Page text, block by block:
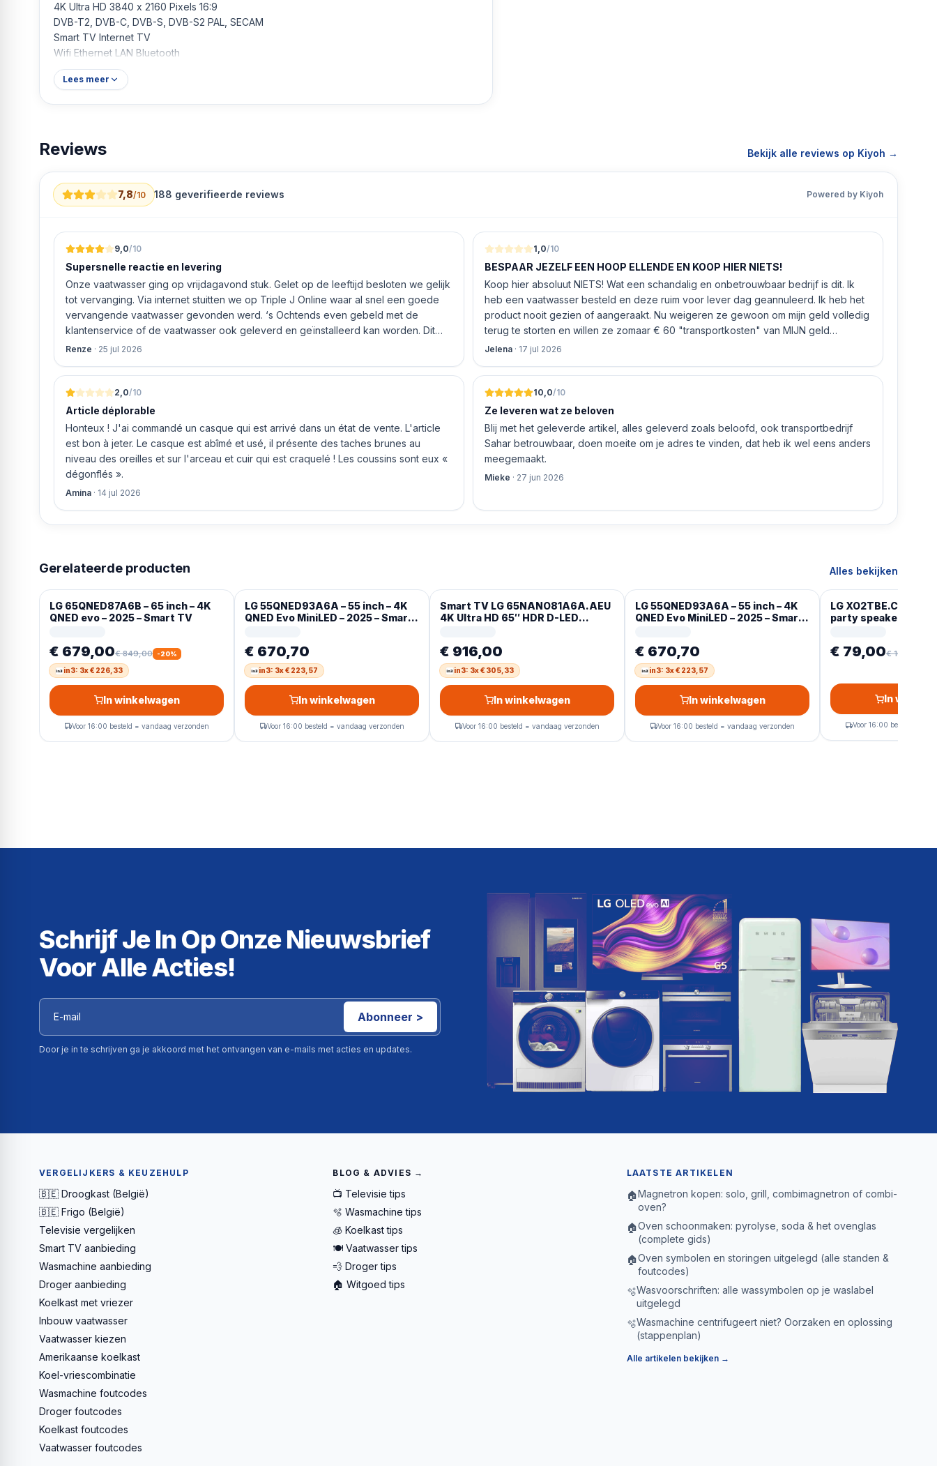
4K Ultra HD 3840 x 2160 Pixels 16:9
DVB-T2, DVB-C, DVB-S, DVB-S2 PAL, SECAM
Smart TV Internet TV
Wifi Ethernet LAN Bluetooth
HDR-ondersteuning
VESA-montage 300 x 300 mm
Lees meer
Reviews Bekijk alle reviews op Kiyoh →
7,8/10 188 geverifieerde reviews Powered by Kiyoh
9,0/10
Supersnelle reactie en levering
Onze vaatwasser ging op vrijdagavond stuk. Gelet op de leeftijd besloten we gelijk
tot vervanging. Via internet stuitten we op Triple J Online waar al snel een goede
vervangende vaatwasser gevonden werd. ‘s Ochtends even gebeld met de
klantenservice of de vaatwasser ook geleverd en geïnstalleerd kan worden. Dit
bleek het geval tegen alleszins concurrente prijzen. De vriendelijke medewerker
ging doen om ‘s middags nog te leveren. Het bleken geen loze woorden: om 16.00
uur werd de Neff vaatwasser geleverd en ver
Renze · 25 jul 2026
1,0/10
BESPAAR JEZELF EEN HOOP ELLENDE EN KOOP HIER NIETS!
Koop hier absoluut NIETS! Wat een schandalig en onbetrouwbaar bedrijf is dit. Ik
heb een vaatwasser besteld en deze ruim voor lever dag geannuleerd. Ik heb het
product nooit gezien of aangeraakt. Nu weigeren ze gewoon om mijn geld volledig
terug te storten en willen ze zomaar € 60 "transportkosten" van MIJN geld
inhouden!
Jelena · 17 jul 2026
2,0/10
Article déplorable
Honteux ! J'ai commandé un casque qui est arrivé dans un état de vente. L'article
est bon à jeter. Le casque est abîmé et usé, il présente des taches brunes au
niveau des oreilles et sur l'arceau et cuir qui est craquelé ! Les coussins sont eux «
dégonflés ».
Amina · 14 jul 2026
10,0/10
Ze leveren wat ze beloven
Blij met het geleverde artikel, alles geleverd zoals beloofd, ook transportbedrijf
Sahar betrouwbaar, doen moeite om je adres te vinden, dat heb ik wel eens anders
meegemaakt.
Mieke · 27 jun 2026
Gerelateerde producten Alles bekijken
LG 65QNED87A6B – 65 inch – 4K
QNED evo – 2025 – Smart TV
€ 679,00€ 849,00 -20%
in3: 3x € 226,33
In winkelwagen
Voor 16:00 besteld = vandaag verzonden
LG 55QNED93A6A – 55 inch – 4K
QNED Evo MiniLED – 2025 – Smart
€ 670,70
in3: 3x € 223,57
In winkelwagen
Voor 16:00 besteld = vandaag verzonden
Smart TV LG 65NANO81A6A.AEU
4K Ultra HD 65″ HDR D-LED
€ 916,00
in3: 3x € 305,33
In winkelwagen
Voor 16:00 besteld = vandaag verzonden
LG 55QNED93A6A – 55 inch – 4K
QNED Evo MiniLED – 2025 – Smart
€ 670,70
in3: 3x € 223,57
In winkelwagen
Voor 16:00 besteld = vandaag verzonden
LG
party speaker Mono
€ 79,00€ 103,20
In
Voor 16:00 besteld =
Schrijf Je In Op Onze Nieuwsbrief
Voor Alle Acties!
Abonneer >
Door je in te schrijven ga je akkoord met het ontvangen van e-mails met acties en updates.
VERGELIJKERS & KEUZEHULP
🇧🇪 Droogkast (België)
🇧🇪 Frigo (België)
Televisie vergelijken
Smart TV aanbieding
Wasmachine aanbieding
Droger aanbieding
Koelkast met vriezer
Inbouw vaatwasser
Vaatwasser kiezen
Amerikaanse koelkast
Koel-vriescombinatie
Wasmachine foutcodes
Droger foutcodes
Koelkast foutcodes
Vaatwasser foutcodes
BLOG & ADVIES →
📺 Televisie tips
🫧 Wasmachine tips
🧊 Koelkast tips
🍽️ Vaatwasser tips
💨 Droger tips
🏠 Witgoed tips
LAATSTE ARTIKELEN
🏠 Magnetron kopen: solo, grill, combimagnetron of combi-
oven?
🏠Oven schoonmaken: pyrolyse, soda & het ovenglas
(complete gids)
🏠Oven symbolen en storingen uitgelegd (alle standen &
foutcodes)
🫧Wasvoorschriften: alle wassymbolen op je waslabel
uitgelegd
🫧Wasmachine centrifugeert niet? Oorzaken en oplossing
(stappenplan)
Alle artikelen bekijken →